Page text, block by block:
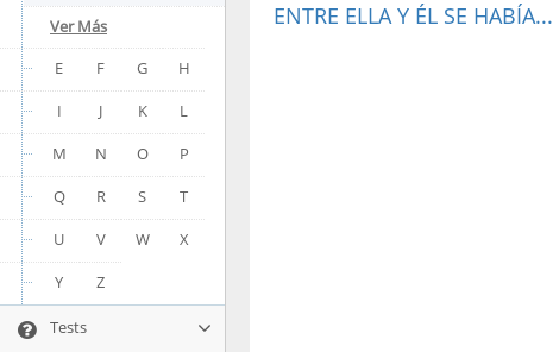
Ver Más
E
F G
H
I
J K
L
M
N O
P
Q
R S
T
U
V W
X
Y
Z
Tests
ENTRE ELLA Y ÉL SE HABÍA...